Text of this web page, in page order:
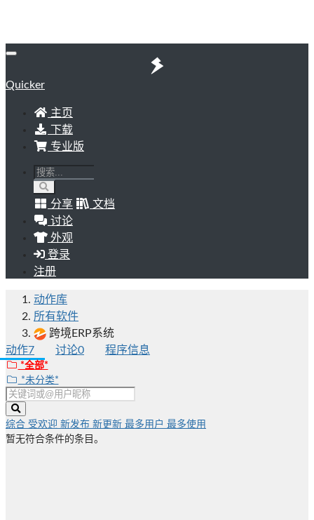
Quicker
主页
下载
专业版
分享
文档
讨论
外观
登录
注册
动作库
所有软件
跨境ERP系统
动作7 讨论0 程序信息
*全部*
*未分类*
综合 受欢迎 新发布 新更新 最多用户 最多使用
暂无符合条件的条目。